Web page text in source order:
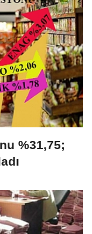
%31,75;